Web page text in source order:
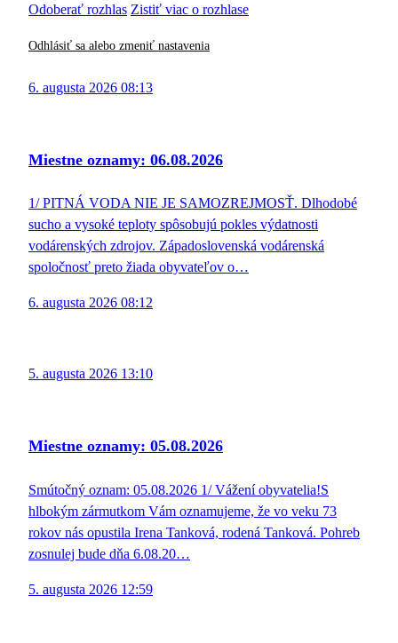
Odoberať rozhlas Zistiť viac o rozhlase
Odhlásiť sa alebo zmeniť nastavenia
6. augusta 2026 08:13
Miestne oznamy: 06.08.2026
1/ PITNÁ VODA NIE JE SAMOZREJMOSŤ. Dlhodobé
sucho a vysoké teploty spôsobujú pokles výdatnosti
vodárenských zdrojov. Západoslovenská vodárenská
spoločnosť preto žiada obyvateľov o…
6. augusta 2026 08:12
5. augusta 2026 13:10
Miestne oznamy: 05.08.2026
Smútočný oznam: 05.08.2026 1/ Vážení obyvatelia!S
hlbokým zármutkom Vám oznamujeme, že vo veku 73
rokov nás opustila Irena Tanková, rodená Tanková. Pohreb
zosnulej bude dňa 6.08.20…
5. augusta 2026 12:59